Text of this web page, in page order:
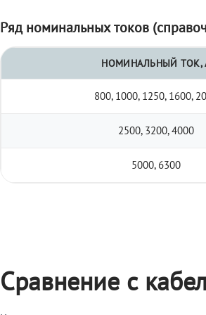
Ряд номинальных токов
НОМИНАЛЬНЫЙ ТОК,
800, 1000, 1250, 1600,
2500, 3200, 4000
5000, 6300
Сравнение с